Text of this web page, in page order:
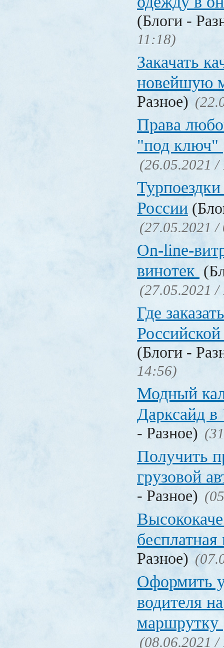
(Блоги -
11:18)
Закачать
новейшую
Разное)
Права
"под ключ"
(26.05.2021 /
России
(27.05.2021 /
On-line-
винотек
(27.05.2021 /
Где
(Блоги -
14:56)
Модный
Дарксайд в
- Разное)
Получить
грузовой
- Разное)
Разное)
Оформить
водителя
маршрутку
(08.06.2021 /